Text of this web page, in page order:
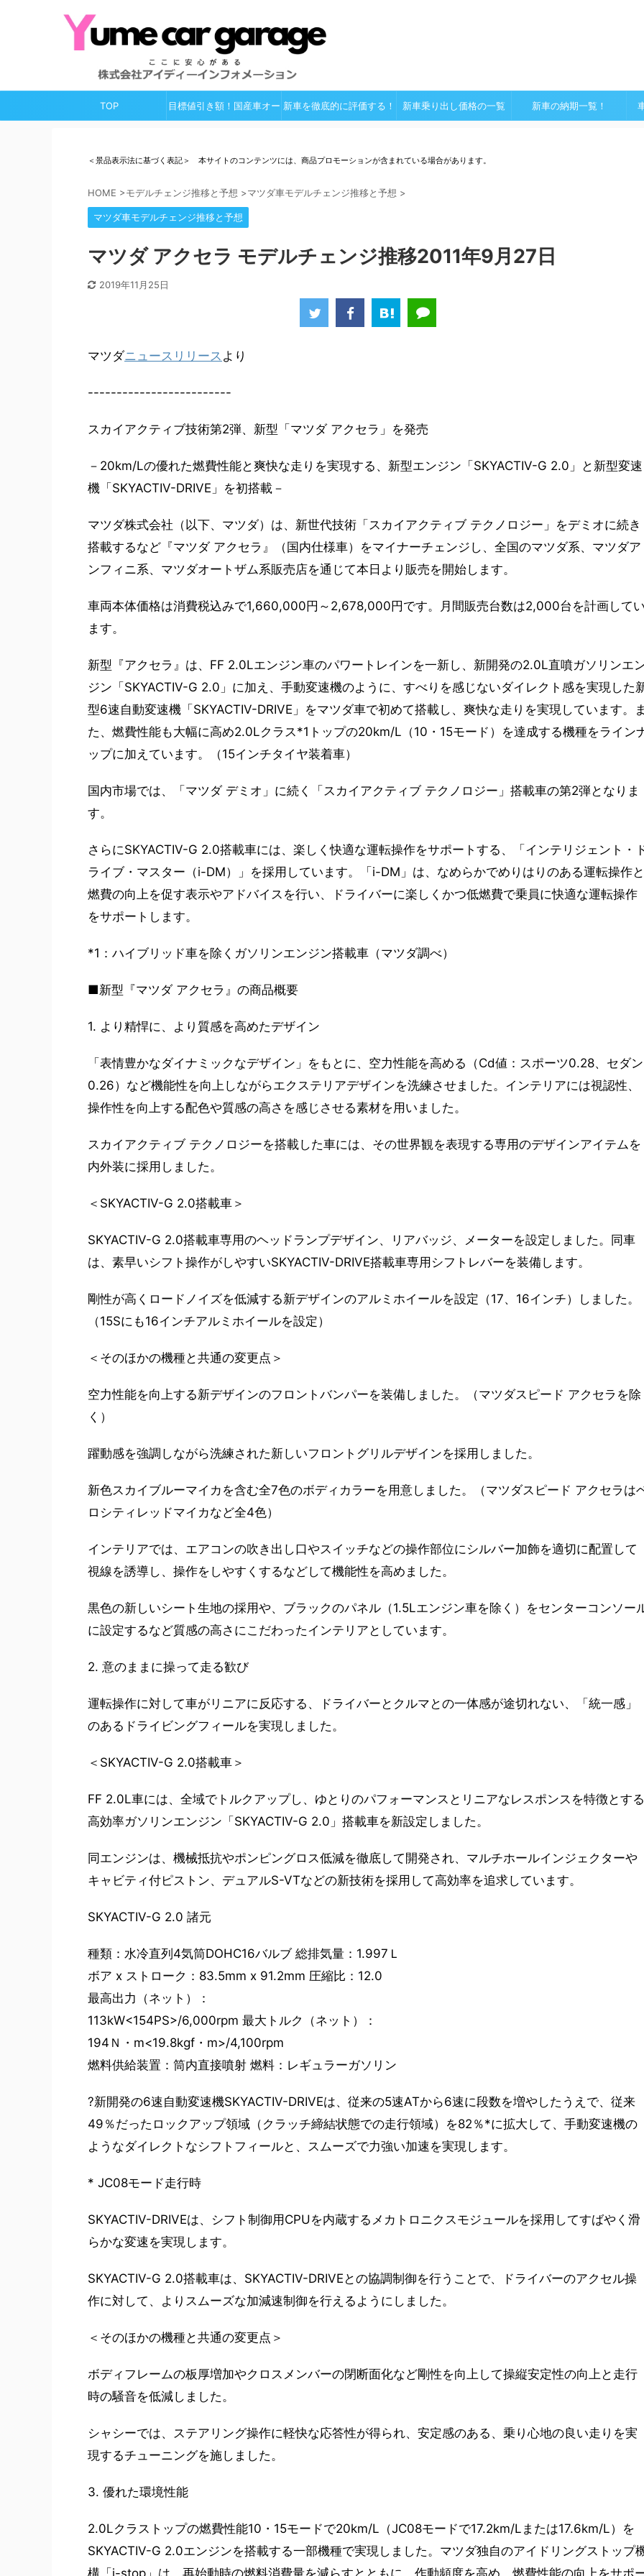
TOP 目標値引き額！国産車オー 新車を徹底的に評価する！ 新車乗り出し価格の一覧 新車の納期一覧！
＜景品表示法に基づく表記＞ 本サイトのコンテンツには、商品プロモーションが含まれている場合があります。
HOME >モデルチェンジ推移と予想 >マツダ車モデルチェンジ推移と予想 >
マツダ車モデルチェンジ推移と予想
マツダ アクセラ モデルチェンジ推移2011年9月27日
2019年11月25日
マツダニュースリリース より
-------------------------
スカイアクティブ技術第2弾、新型「マツダ アクセラ」を発売
－20km/Lの優れた燃費性能と爽快な走りを実現する、新型エンジン「SKYACTIV-G 2.0」と新型変速
機「SKYACTIV-DRIVE」を初搭載－
マツダ株式会社（以下、マツダ）は、新世代技術「スカイアクティブ テクノロジー」をデミオに続き
搭載するなど『マツダ アクセラ』（国内仕様車）をマイナーチェンジし、全国のマツダ系、マツダア
ンフィニ系、マツダオートザム系販売店を通じて本日より販売を開始します。
車両本体価格は消費税込みで1,660,000円～2,678,000円です。月間販売台数は2,000台を計画して
ます。
新型『アクセラ』は、FF 2.0Lエンジン車のパワートレインを一新し、新開発の2.0L直噴ガソリンエ
ジン「SKYACTIV-G 2.0」に加え、手動変速機のように、すべりを感じないダイレクト感を実現した
型6速自動変速機「SKYACTIV-DRIVE」をマツダ車で初めて搭載し、爽快な走りを実現しています。
た、燃費性能も大幅に高め2.0Lクラス*1トップの20km/L（10・15モード）を達成する機種をライン
ップに加えています。（15インチタイヤ装着車）
国内市場では、「マツダ デミオ」に続く「スカイアクティブ テクノロジー」搭載車の第2弾となりま
す。
さらにSKYACTIV-G 2.0搭載車には、楽しく快適な運転操作をサポートする、「インテリジェント・
ライブ・マスター（i-DM）」を採用しています。「i-DM」は、なめらかでめりはりのある運転操作と
燃費の向上を促す表示やアドバイスを行い、ドライバーに楽しくかつ低燃費で乗員に快適な運転操作
をサポートします。
*1：ハイブリッド車を除くガソリンエンジン搭載車（マツダ調べ）
■新型『マツダ アクセラ』の商品概要
1. より精悍に、より質感を高めたデザイン
「表情豊かなダイナミックなデザイン」をもとに、空力性能を高める（Cd値：スポーツ0.28、セダン
0.26）など機能性を向上しながらエクステリアデザインを洗練させました。インテリアには視認性、
操作性を向上する配色や質感の高さを感じさせる素材を用いました。
スカイアクティブ テクノロジーを搭載した車には、その世界観を表現する専用のデザインアイテムを
内外装に採用しました。
＜SKYACTIV-G 2.0搭載車＞
SKYACTIV-G 2.0搭載車専用のヘッドランプデザイン、リアバッジ、メーターを設定しました。同車
は、素早いシフト操作がしやすいSKYACTIV-DRIVE搭載車専用シフトレバーを装備します。
剛性が高くロードノイズを低減する新デザインのアルミホイールを設定（17、16インチ）しました。
（15Sにも16インチアルミホイールを設定）
＜そのほかの機種と共通の変更点＞
空力性能を向上する新デザインのフロントバンパーを装備しました。（マツダスピード アクセラを除
く）
躍動感を強調しながら洗練された新しいフロントグリルデザインを採用しました。
新色スカイブルーマイカを含む全7色のボディカラーを用意しました。（マツダスピード アクセラは
ロシティレッドマイカなど全4色）
インテリアでは、エアコンの吹き出し口やスイッチなどの操作部位にシルバー加飾を適切に配置して
視線を誘導し、操作をしやすくするなどして機能性を高めました。
黒色の新しいシート生地の採用や、ブラックのパネル（1.5Lエンジン車を除く）をセンターコンソー
に設定するなど質感の高さにこだわったインテリアとしています。
2. 意のままに操って走る歓び
運転操作に対して車がリニアに反応する、ドライバーとクルマとの一体感が途切れない、「統一感」
のあるドライビングフィールを実現しました。
＜SKYACTIV-G 2.0搭載車＞
FF 2.0L車には、全域でトルクアップし、ゆとりのパフォーマンスとリニアなレスポンスを特徴とする
高効率ガソリンエンジン「SKYACTIV-G 2.0」搭載車を新設定しました。
同エンジンは、機械抵抗やポンピングロス低減を徹底して開発され、マルチホールインジェクターや
キャビティ付ピストン、デュアルS-VTなどの新技術を採用して高効率を追求しています。
SKYACTIV-G 2.0 諸元
種類：水冷直列4気筒DOHC16バルブ 総排気量：1.997Ｌ
ボア x ストローク：83.5mm x 91.2mm 圧縮比：12.0
最高出力（ネット）：
113kW<154PS>/6,000rpm 最大トルク（ネット）：
194Ｎ・m<19.8kgf・m>/4,100rpm
燃料供給装置：筒内直接噴射 燃料：レギュラーガソリン
?新開発の6速自動変速機SKYACTIV-DRIVEは、従来の5速ATから6速に段数を増やしたうえで、従来
49％だったロックアップ領域（クラッチ締結状態での走行領域）を82％*に拡大して、手動変速機の
ようなダイレクトなシフトフィールと、スムーズで力強い加速を実現します。
* JC08モード走行時
SKYACTIV-DRIVEは、シフト制御用CPUを内蔵するメカトロニクスモジュールを採用してすばやく滑
らかな変速を実現します。
SKYACTIV-G 2.0搭載車は、SKYACTIV-DRIVEとの協調制御を行うことで、ドライバーのアクセル操
作に対して、よりスムーズな加減速制御を行えるようにしました。
＜そのほかの機種と共通の変更点＞
ボディフレームの板厚増加やクロスメンバーの閉断面化など剛性を向上して操縦安定性の向上と走行
時の騒音を低減しました。
シャシーでは、ステアリング操作に軽快な応答性が得られ、安定感のある、乗り心地の良い走りを実
現するチューニングを施しました。
3. 優れた環境性能
2.0Lクラストップの燃費性能10・15モードで20km/L（JC08モードで17.2km/Lまたは17.6km/L）を
SKYACTIV-G 2.0エンジンを搭載する一部機種で実現しました。マツダ独自のアイドリングストップ